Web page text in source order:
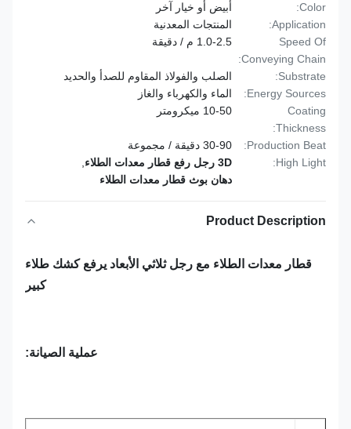
Color:
أبيض أو خيار آخر
Application:
المنتجات المعدنية
Speed Of
Conveying Chain:
1.0-2.5 م / دقيقة
Substrate:
الصلب والفولاذ المقاوم للصدأ والحديد
Energy Sources:
الماء والكهرباء والغاز
Coating
Thickness:
10-50 ميكرومتر
Production Beat:
30-90 دقيقة / مجموعة
High Light:
,
دهان بوث قطار معدات الطلاء
Product Description
قطار معدات الطلاء مع رجل ثلاثي الأبعاد يرفع كشك طلاء
عملية الصيانة: